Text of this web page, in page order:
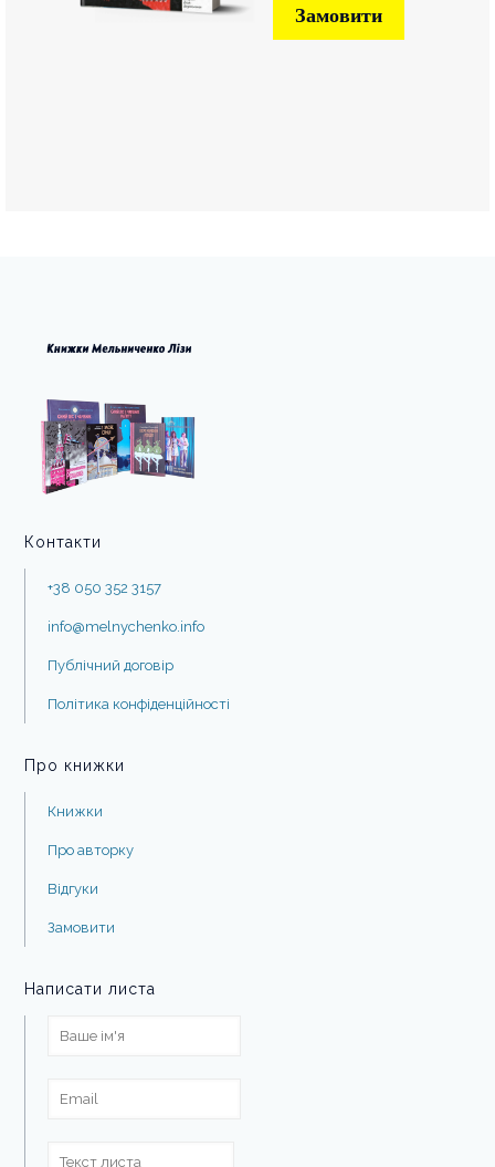
Замовити
Контакти
+38 050 352 3157
info@melnychenko.info
Публічний договір
Політика конфіденційності
Про книжки
Книжки
Про авторку
Відгуки
Замовити
Написати листа